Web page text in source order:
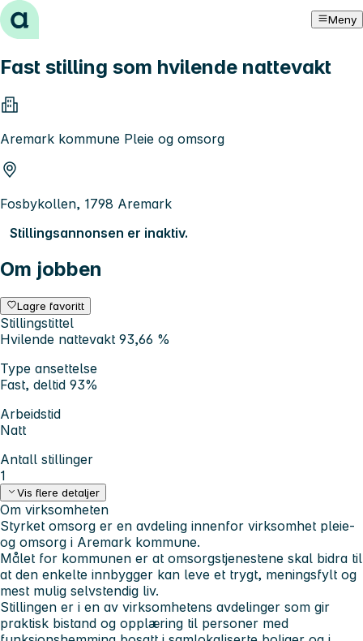
Hopp til innhold Meny
Fast stilling som hvilende nattevakt
Aremark kommune Pleie og omsorg
Fosbykollen, 1798 Aremark
Stillingsannonsen er inaktiv.
Om jobben
Lagre favoritt
Stillingstittel
Hvilende nattevakt 93,66 %
Type ansettelse
Fast, deltid 93%
Arbeidstid
Natt
Antall stillinger
1
Vis flere detaljer
Om virksomheten
Styrket omsorg er en avdeling innenfor virksomhet pleie-
og omsorg i Aremark kommune.
Målet for kommunen er at omsorgstjenestene skal bidra til
at den enkelte innbygger kan leve et trygt, meningsfylt og
mest mulig selvstendig liv.
Stillingen er i en av virksomhetens avdelinger som gir
praktisk bistand og opplæring til personer med